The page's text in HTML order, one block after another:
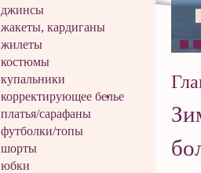
джинсы
жакеты, кардиганы
жилеты
костюмы
купальники
корректирующее белье
платья/сарафаны
футболки/топы
шорты
юбки